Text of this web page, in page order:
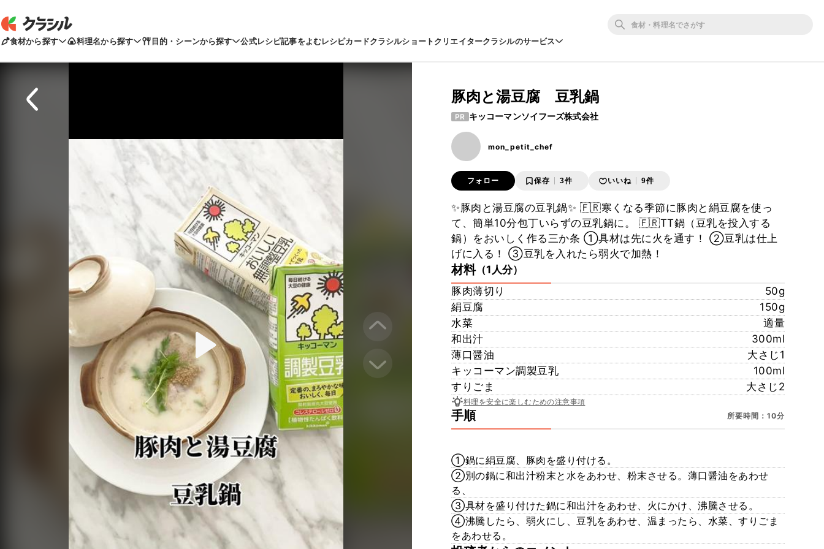
食材から探す 料理名から探す 目的・シーンから探す 公式レシピ記事をよむレシピカードクラシルショートクリエイタークラシルのサービス
豚肉と湯豆腐 豆乳鍋
PR キッコーマンソイフーズ株式会社
mon_petit_chef
フォロー 保存 3件 いいね 9件
✨豚肉と湯豆腐の豆乳鍋✨ 🇫🇷寒くなる季節に豚肉と絹豆腐を使っ
て、簡単10分包丁いらずの豆乳鍋に。 🇫🇷TT鍋（豆乳を投入する
鍋）をおいしく作る三か条 ①具材は先に火を通す！ ②豆乳は仕上
げに入る！ ③豆乳を入れたら弱火で加熱！
材料（1人分）
豚肉薄切り
50g
絹豆腐
150g
水菜
適量
和出汁
300ml
薄口醤油
大さじ1
キッコーマン調製豆乳
100ml
すりごま
大さじ2
料理を安全に楽しむための注意事項
手順 所要時間：10分
①鍋に絹豆腐、豚肉を盛り付ける。
②別の鍋に和出汁粉末と水をあわせ、粉末させる。薄口醤油をあわせ
る、
③具材を盛り付けた鍋に和出汁をあわせ、火にかけ、沸騰させる。
④沸騰したら、弱火にし、豆乳をあわせ、温まったら、水菜、すりごま
をあわせる。